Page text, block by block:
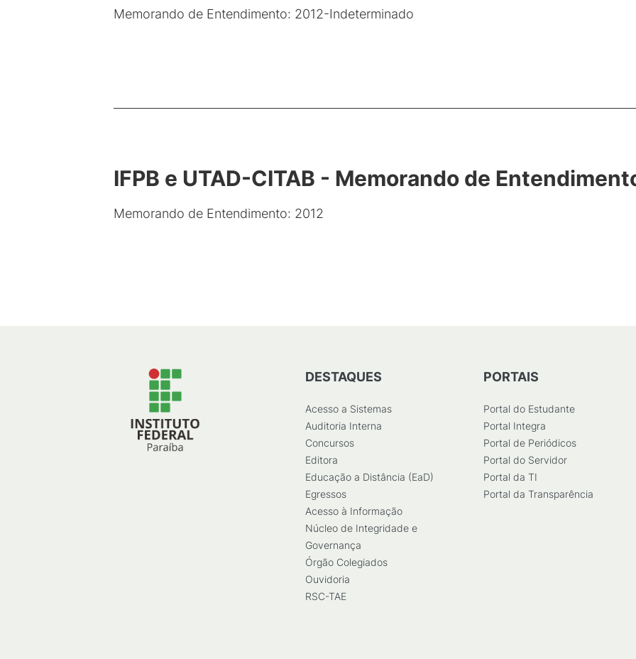
Memorando de Entendimento: 2012-Indeterminado
IFPB e UTAD-CITAB - Memorando de
Memorando de Entendimento: 2012
DESTAQUES
Acesso a Sistemas
Auditoria Interna
Concursos
Editora
Educação a Distância (EaD)
Egressos
Acesso à Informação
Núcleo de Integridade e
Governança
Órgão Colegiados
Ouvidoria
RSC-TAE
PORTAIS
Portal do Estudante
Portal Integra
Portal de Periódicos
Portal do Servidor
Portal da TI
Portal da Transparência